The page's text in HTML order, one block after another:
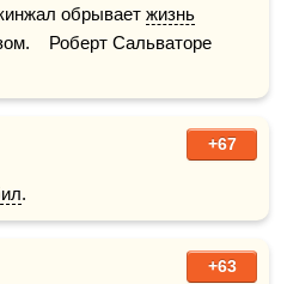
обрывает жизнь
Роберт Сальваторе
+67
.
+63